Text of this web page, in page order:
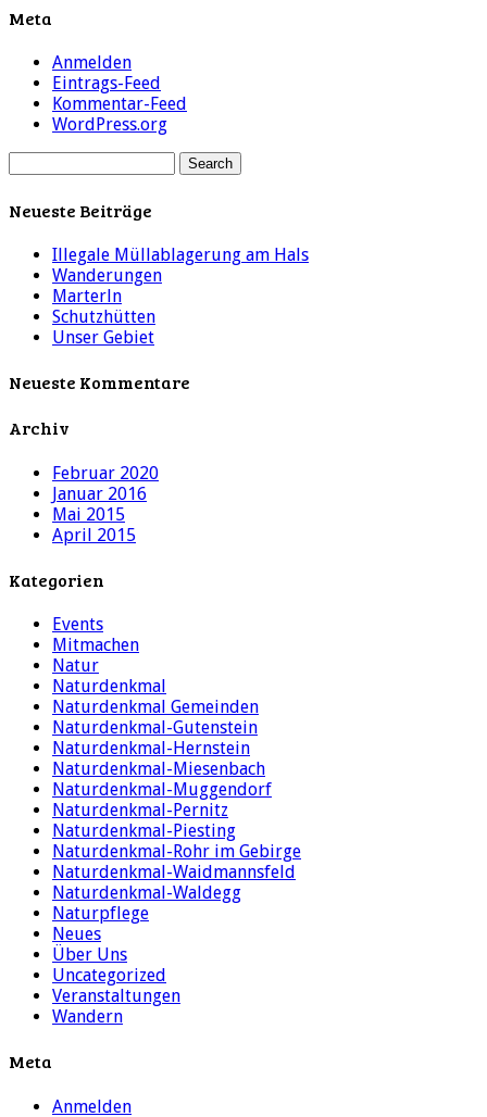
Meta
Anmelden
Eintrags-Feed
Kommentar-Feed
WordPress.org
Neueste Beiträge
Illegale Müllablagerung am Hals
Wanderungen
Marterln
Schutzhütten
Unser Gebiet
Neueste Kommentare
Archiv
Februar 2020
Januar 2016
Mai 2015
April 2015
Kategorien
Events
Mitmachen
Natur
Naturdenkmal
Naturdenkmal Gemeinden
Naturdenkmal-Gutenstein
Naturdenkmal-Hernstein
Naturdenkmal-Miesenbach
Naturdenkmal-Muggendorf
Naturdenkmal-Pernitz
Naturdenkmal-Piesting
Naturdenkmal-Rohr im Gebirge
Naturdenkmal-Waidmannsfeld
Naturdenkmal-Waldegg
Naturpflege
Neues
Über Uns
Uncategorized
Veranstaltungen
Wandern
Meta
Anmelden